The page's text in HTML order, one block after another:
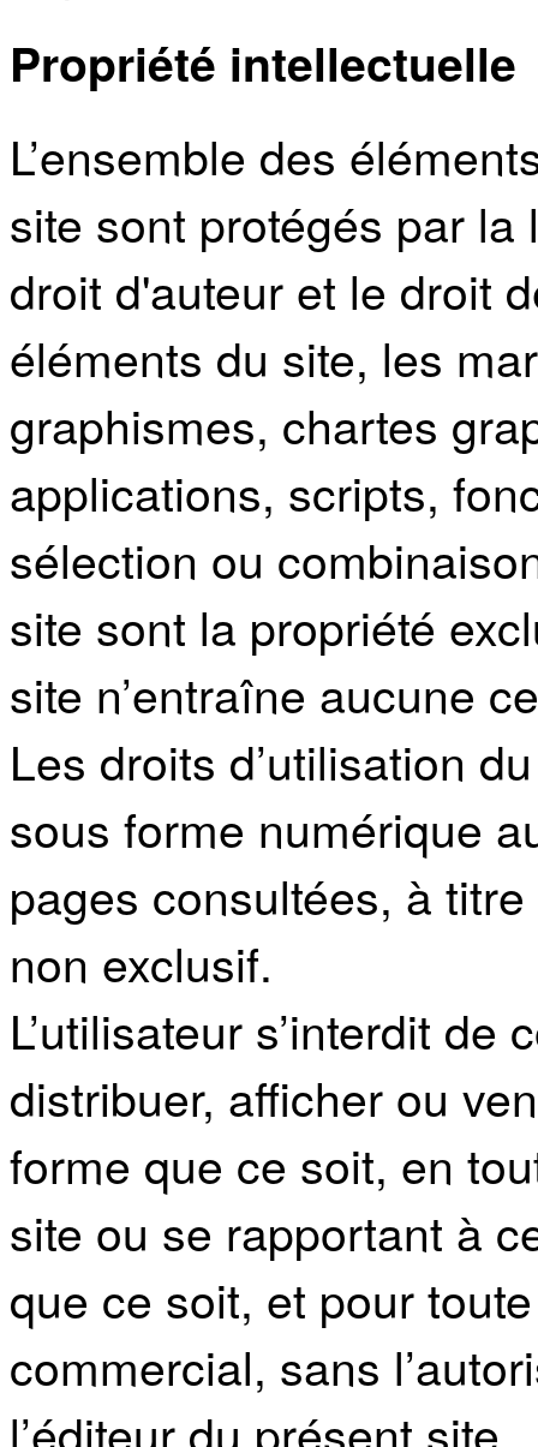
Propriété intellectuelle
L’ensemble des
site sont protégés par
droit d'auteur et le droit
éléments du site, les
graphismes, chartes
applications, scripts,
sélection ou
site sont la propriété
site n’entraîne aucune
Les droits d’utilisation
sous forme numérique
pages consultées, à
non exclusif.
L’utilisateur s’interdit
distribuer, afficher ou
forme que ce soit, en
site ou se rapportant à
que ce soit, et pour
commercial, sans
l’éditeur du présent site.